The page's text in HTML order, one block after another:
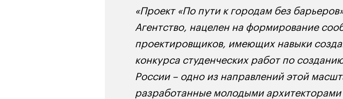
«Проект «По пути к городам без
Агентство, нацелен на формирование
проектировщиков, имеющих навыки
конкурса студенческих работ по
России – одно из направлений этой
разработанные молодыми архитекторами